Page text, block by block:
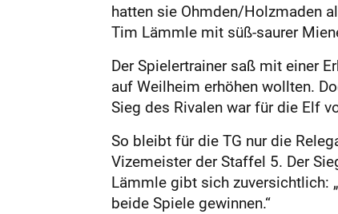
hatten sie Ohmden/Holzmaden
Tim Lämmle mit süß-saurer
Der Spielertrainer saß mit einer
auf Weilheim erhöhen wollten.
Sieg des Rivalen war für die Elf
So bleibt für die TG nur die
Vizemeister der Staffel 5. Der
Lämmle gibt sich zuversichtlich:
beide Spiele gewinnen.“